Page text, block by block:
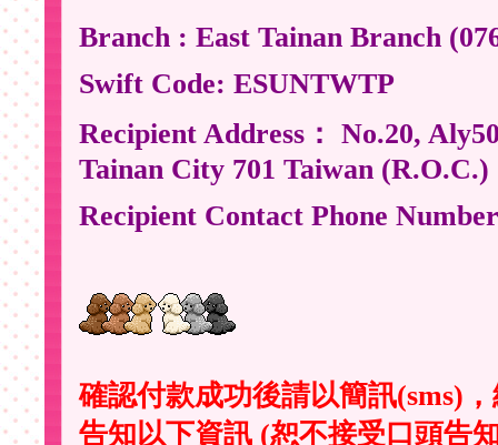
Branch : East Tainan Branch
Swift Code: ESUNTWTP
Recipient Address： No.20,
Tainan City 701 Taiwan (R.O.C.)
Recipient Contact Phone
確認付款成功後請以簡訊(sms)
告知以下資訊 (恕不接受口頭告